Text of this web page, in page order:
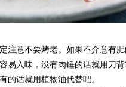
注意不要烤老。如果不介意有
易入味，没有肉锤的话就用刀背
的话就用植物油代替吧。